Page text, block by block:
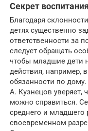
Секрет воспитания
Благодаря
детях существенно
ответственности за
следует обращать
чтобы младшие дети
действия, например,
обязанности по дому.
А. Кузнецов уверяет,
можно справиться.
среднего и младшего
своевременном